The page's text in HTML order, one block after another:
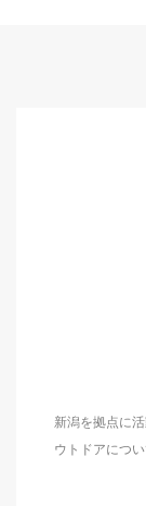
新潟を拠点に
ウトドアにつ